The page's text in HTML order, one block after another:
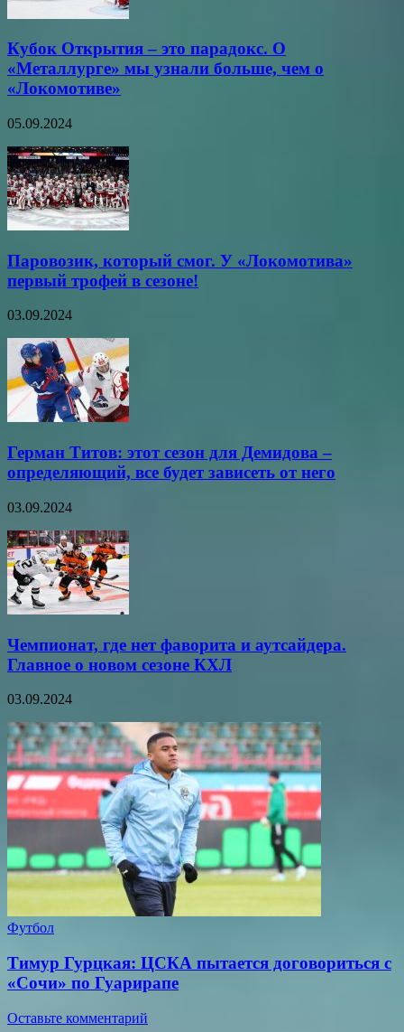
Кубок Открытия – это парадокс. О
«Металлурге» мы узнали больше, чем о
«Локомотиве»
05.09.2024
Паровозик, который смог. У «Локомотива»
первый трофей в сезоне!
03.09.2024
Герман Титов: этот сезон для Демидова –
определяющий, все будет зависеть от него
03.09.2024
Чемпионат, где нет фаворита и аутсайдера.
Главное о новом сезоне КХЛ
03.09.2024
Футбол
Тимур Гурцкая: ЦСКА пытается договориться с
«Сочи» по Гуарирапе
Оставьте комментарий